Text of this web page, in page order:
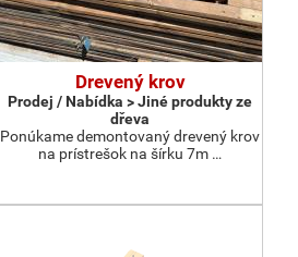
Drevený krov
Prodej / Nabídka > Jiné produkty ze
dřeva
Ponúkame demontovaný drevený krov
na prístrešok na šírku 7m …